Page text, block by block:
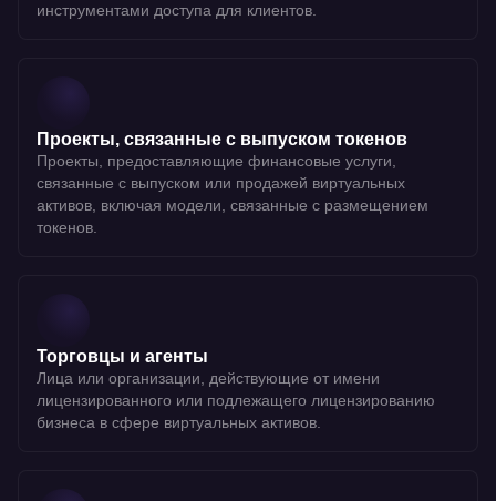
инструментами доступа для клиентов.
Проекты, связанные с выпуском токенов
Проекты, предоставляющие финансовые услуги,
связанные с выпуском или продажей виртуальных
активов, включая модели, связанные с размещением
токенов.
Торговцы и агенты
Лица или организации, действующие от имени
лицензированного или подлежащего лицензированию
бизнеса в сфере виртуальных активов.